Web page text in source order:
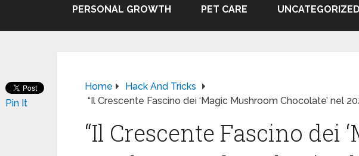
PERSONAL GROWTH PET CARE UNCATEGORIZED
Home
Hack And Tricks
“Il Crescente Fascino dei ‘Magic Mushroom Chocolate’ nel
“Il Crescente Fascino dei
Pin It